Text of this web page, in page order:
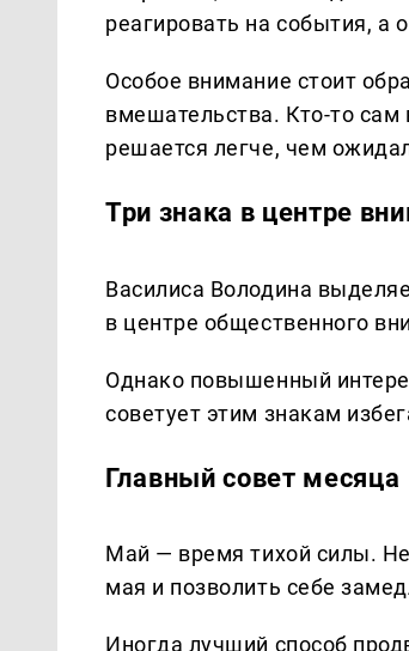
реагировать на события, а
Особое внимание стоит
вмешательства. Кто-то
решается легче, чем
Три знака в центре
Василиса Володина
в центре общественного
Однако повышенный
советует этим знакам
Главный совет месяца
Май — время тихой силы.
мая и позволить себе
Иногда лучший способ